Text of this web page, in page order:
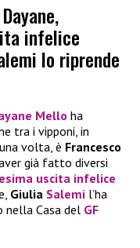
infelice
lo riprende
Mello ha
tra i vipponi, in
volta, è Francesco
già fatto diversi
uscita infelice
Giulia Salemi l’ha
nella Casa del GF